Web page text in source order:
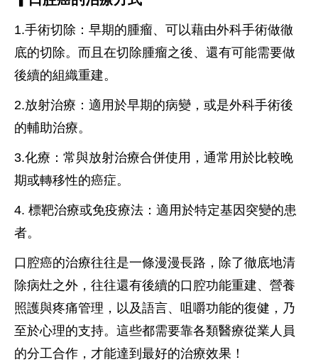
1.手術切除：早期的腫瘤、可以藉由外科手術做徹
底的切除。而且在切除腫瘤之後、還有可能需要做
後續的組織重建。
2.放射治療：適用於早期的病變，或是外科手術後
的輔助治療。
3.化療：常與放射治療合併使用，通常用於比較晚
期或轉移性的癌症。
4. 標靶治療或免疫療法：適用於特定基因突變的患
者。
口腔癌的治療往往是一條漫漫長路，除了徹底地清
除病灶之外，往往還有後續的口腔功能重建、營養
照護與疼痛管理，以及語言、咀嚼功能的復健，乃
至於心理的支持。這些都需要靠各類醫療從業人員
的分工合作，才能達到最好的治療效果！